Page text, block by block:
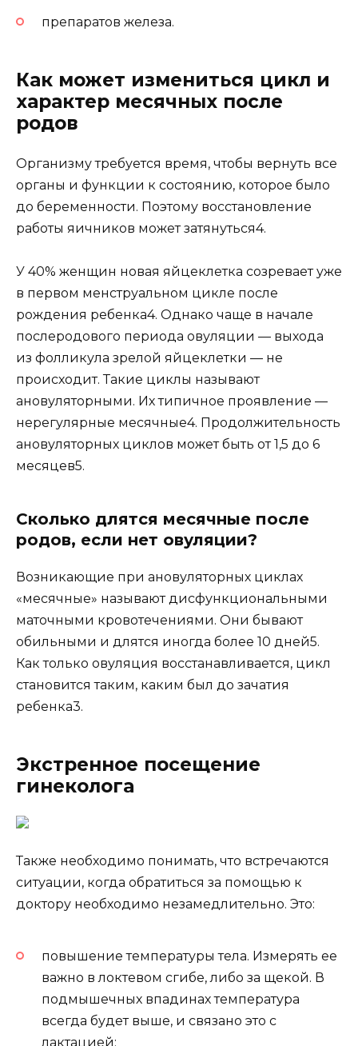
препаратов железа.
Как может измениться цикл и
характер месячных после
родов
Организму требуется время, чтобы вернуть все
органы и функции к состоянию, которое было
до беременности. Поэтому восстановление
работы яичников может затянуться4.
У 40% женщин новая яйцеклетка созревает уже
в первом менструальном цикле после
рождения ребенка4. Однако чаще в начале
послеродового периода овуляции — выхода
из фолликула зрелой яйцеклетки — не
происходит. Такие циклы называют
ановуляторными. Их типичное проявление —
нерегулярные месячные4. Продолжительность
ановуляторных циклов может быть от 1,5 до 6
месяцев5.
Сколько длятся месячные после
родов, если нет овуляции?
Возникающие при ановуляторных циклах
«месячные» называют дисфункциональными
маточными кровотечениями. Они бывают
обильными и длятся иногда более 10 дней5.
Как только овуляция восстанавливается, цикл
становится таким, каким был до зачатия
ребенка3.
Экстренное посещение
гинеколога
Также необходимо понимать, что встречаются
ситуации, когда обратиться за помощью к
доктору необходимо незамедлительно. Это:
повышение температуры тела. Измерять ее
важно в локтевом сгибе, либо за щекой. В
подмышечных впадинах температура
всегда будет выше, и связано это с
лактацией;